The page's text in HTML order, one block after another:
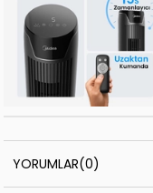
YORUMLAR(0)